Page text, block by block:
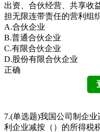
出资、合伙经营、共享收
担无限连带责任的营利组
A.合伙企业
B.普通合伙企业
C.有限合伙企业
D.股份有限合伙企业
正确
7.(单选题)我国公司制企
利企业减按（）的所得税